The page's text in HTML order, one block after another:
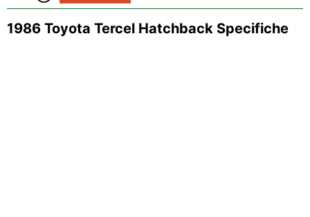
1986 Toyota Tercel Hatchback Specifiche